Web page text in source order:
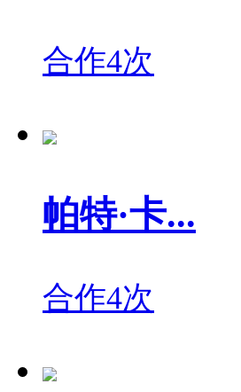
合作4次
帕特·卡...
合作4次